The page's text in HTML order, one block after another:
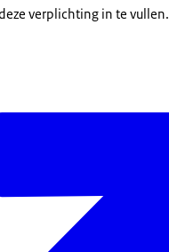
verplichting in te vullen.